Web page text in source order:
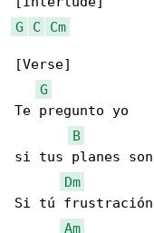
G
C Cm
[Verse]
G
Te pregunto yo
B
si tus planes son
Dm
Si tú
Am